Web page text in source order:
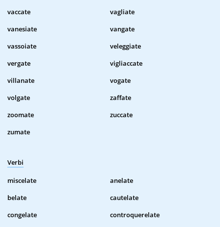
vaccate
vagliate
vanesiate
vangate
vassoiate
veleggiate
vergate
vigliaccate
villanate
vogate
volgate
zaffate
zoomate
zuccate
zumate
Verbi
miscelate
anelate
belate
cautelate
congelate
controquerelate